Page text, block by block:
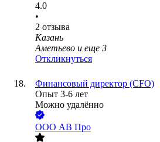
4.0
•
2 отзыва
Казань
Аметьево и еще 3
Откликнуться
Финансовый директор (CFO)
Опыт 3-6 лет
Можно удалённо
ООО АВ Про